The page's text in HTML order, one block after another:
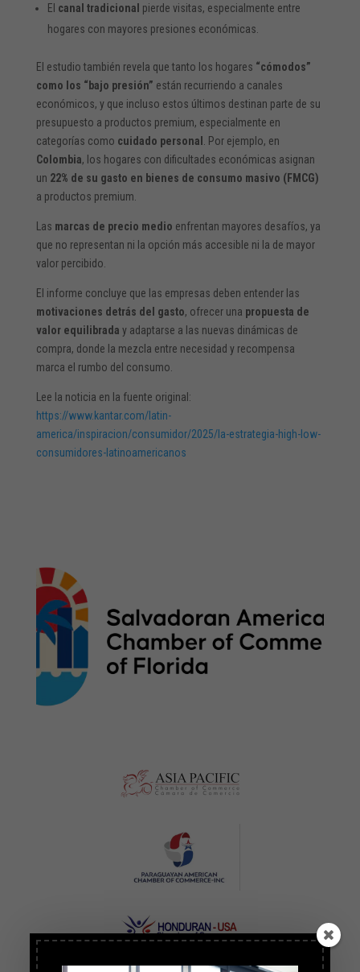
El canal tradicional pierde visitas, especialmente entre
hogares con mayores presiones económicas.
El estudio también revela que tanto los hogares “cómodos”
como los “bajo presión” están recurriendo a canales
económicos, y que incluso estos últimos destinan parte de su
presupuesto a productos premium, especialmente en
categorías como cuidado personal
. Por ejemplo, en
Colombia, los hogares con dificultades económicas asignan
un 22% de su gasto en bienes de consumo masivo (FMCG)
a productos premium.
Las marcas de precio medio enfrentan mayores desafíos, ya
que no representan ni la opción más accesible ni la de mayor
valor percibido.
El informe concluye que las empresas deben entender las
motivaciones detrás del gasto, ofrecer una propuesta de
valor equilibrada y adaptarse a las nuevas dinámicas de
compra, donde la mezcla entre necesidad y recompensa
marca el rumbo del consumo.
Lee la noticia en la fuente original:
https://www.kantar.com/latin-
america/inspiracion/consumidor/2025/la-estrategia-high-low-
consumidores-latinoamericanos